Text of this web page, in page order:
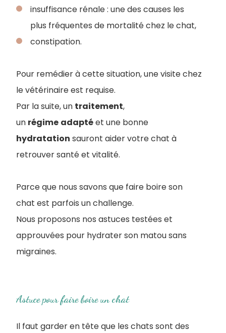
insuffisance rénale : une des causes les
plus fréquentes de mortalité chez le chat,
constipation.
Pour remédier à cette situation, une visite chez
le vétérinaire est requise.
Par la suite, un traitement,
un régime adaptéet une bonne
hydratation sauront aider votre chat à
retrouver santé et vitalité.
Parce que nous savons que faire boire son
chat est parfois un challenge.
Nous proposons nos astuces testées et
approuvées pour hydrater son matou sans
migraines.
Astuce pour faire boire un chat
Il faut garder en tête que les chats sont des